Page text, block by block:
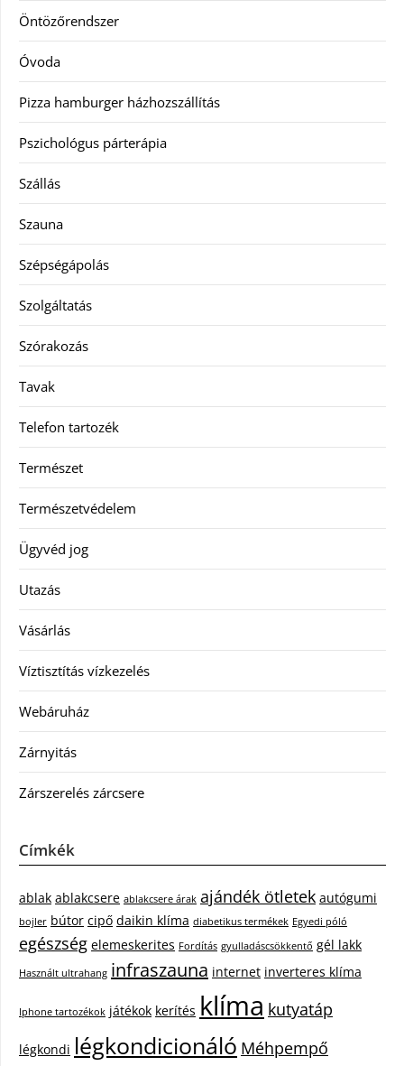
Öntözőrendszer
Óvoda
Pizza hamburger házhozszállítás
Pszichológus párterápia
Szállás
Szauna
Szépségápolás
Szolgáltatás
Szórakozás
Tavak
Telefon tartozék
Természet
Természetvédelem
Ügyvéd jog
Utazás
Vásárlás
Víztisztítás vízkezelés
Webáruház
Zárnyitás
Zárszerelés zárcsere
Címkék
ablak ablakcsere ablakcsere árak ajándék ötletek autógumi
bojler bútor cipő daikin klíma diabetikus termékek Egyedi póló
egészség elemeskerites Fordítás gyulladáscsökkentő gél lakk
Használt ultrahang infraszauna internet inverteres klíma
Iphone tartozékok játékok kerítés klíma kutyatáp
légkondi légkondicionáló Méhpempő